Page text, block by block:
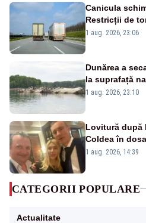
Canicula
Restricții de
județe
1 aug. 2026, 23:06
Dunărea a
la suprafață
război mondial
1 aug. 2026, 23:10
Lovitură după
Coldea în
Păcuraru
1 aug. 2026, 14:39
CATEGORII POPULARE
Actualitate